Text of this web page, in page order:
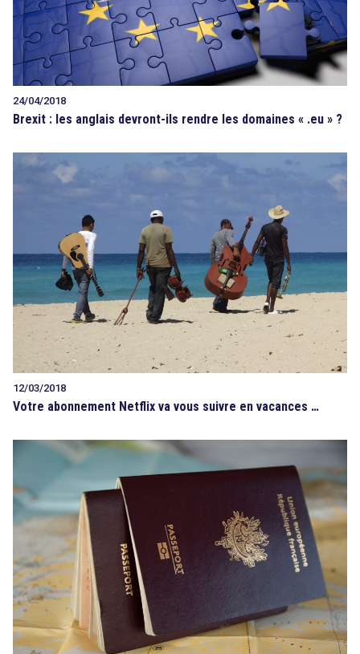
24/04/2018
Brexit : les anglais devront-ils rendre les domaines « .eu » ?
12/03/2018
Votre abonnement Netflix va vous suivre en vacances …